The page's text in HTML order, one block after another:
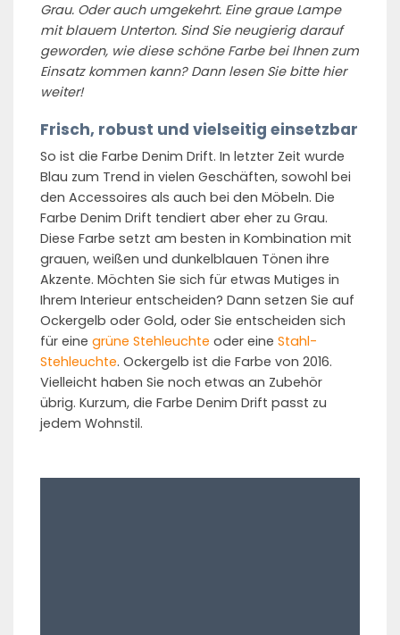
Grau. Oder auch umgekehrt. Eine graue Lampe
mit blauem Unterton. Sind Sie neugierig darauf
geworden, wie diese schöne Farbe bei Ihnen zum
Einsatz kommen kann? Dann lesen Sie bitte hier
weiter!
Frisch, robust und vielseitig einsetzbar
So ist die Farbe Denim Drift. In letzter Zeit wurde
Blau zum Trend in vielen Geschäften, sowohl bei
den Accessoires als auch bei den Möbeln. Die
Farbe Denim Drift tendiert aber eher zu Grau.
Diese Farbe setzt am besten in Kombination mit
grauen, weißen und dunkelblauen Tönen ihre
Akzente. Möchten Sie sich für etwas Mutiges in
Ihrem Interieur entscheiden? Dann setzen Sie auf
Ockergelb oder Gold, oder Sie entscheiden sich
für eine grüne Stehleuchte oder eine Stahl-
Stehleuchte. Ockergelb ist die Farbe von 2016.
Vielleicht haben Sie noch etwas an Zubehör
übrig. Kurzum, die Farbe Denim Drift passt zu
jedem Wohnstil.